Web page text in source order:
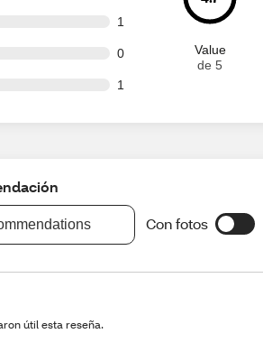
1
0
1
Value
de 5
Con fotos
útil esta reseña.